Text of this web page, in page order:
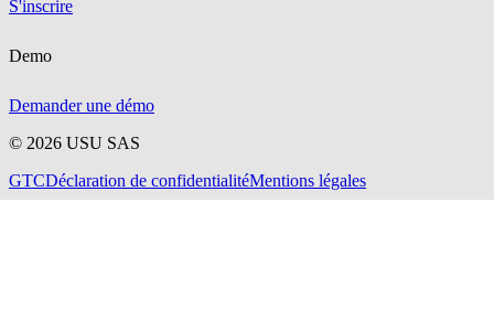
S'inscrire
Demo
Demander une démo
© 2026 USU SAS
GTCDéclaration de confidentialitéMentions légales